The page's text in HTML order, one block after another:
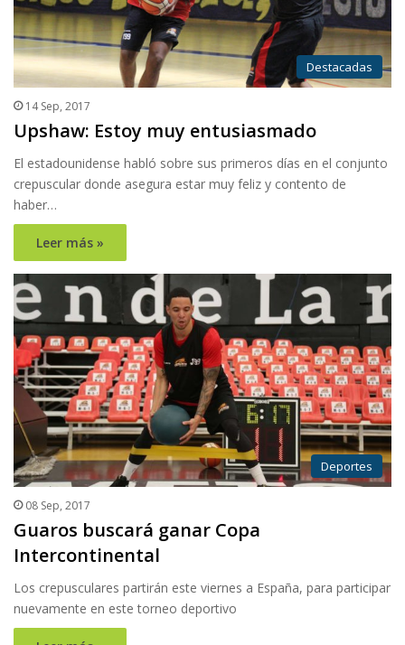
Destacadas
14 Sep, 2017
Upshaw: Estoy muy entusiasmado
El estadounidense habló sobre sus primeros días en el conjunto
crepuscular donde asegura estar muy feliz y contento de
haber…
Leer más »
Deportes
08 Sep, 2017
Guaros buscará ganar Copa
Intercontinental
Los crepusculares partirán este viernes a España, para participar
nuevamente en este torneo deportivo